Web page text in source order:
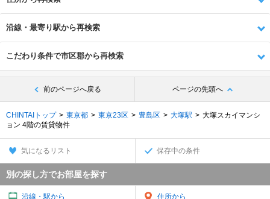
沿線・最寄り駅から再検索
こだわり条件で市区郡から再検索
前のページへ戻る ページの先頭へ
CHINTAIトップ 東京都 東京23区 豊島区 大塚駅
大塚スカイマンシ
ョン 4階の賃貸物件
気になるリスト 保存中の条件
別の探し方でお部屋を探す
沿線・駅から 住所から